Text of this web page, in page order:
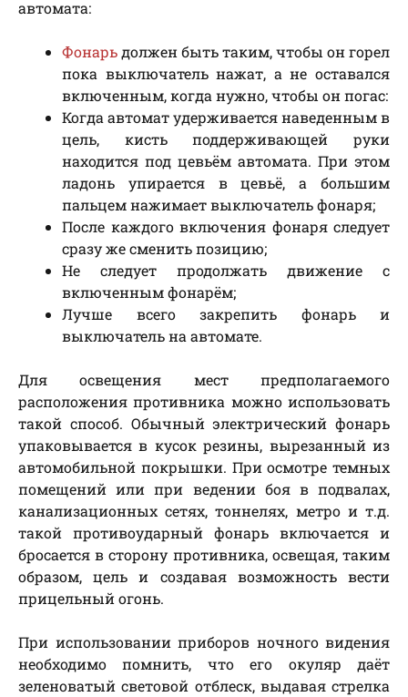
автомата:
Фонарь должен быть таким, чтобы он горел
пока выключатель нажат, а не оставался
включенным, когда нужно, чтобы он погас:
Когда автомат удерживается наведенным в
цель, кисть поддерживающей руки
находится под цевьём автомата. При этом
ладонь упирается в цевьё, а большим
пальцем нажимает выключатель фонаря;
После каждого включения фонаря следует
сразу же сменить позицию;
Не следует продолжать движение с
включенным фонарём;
Лучше всего закрепить фонарь и
выключатель на автомате.
Для освещения мест предполагаемого
расположения противника можно использовать
такой способ. Обычный электрический фонарь
упаковывается в кусок резины, вырезанный из
автомобильной покрышки. При осмотре темных
помещений или при ведении боя в подвалах,
канализационных сетях, тоннелях, метро и т.д.
такой противоударный фонарь включается и
бросается в сторону противника, освещая, таким
образом, цель и создавая возможность вести
прицельный огонь.
При использовании приборов ночного видения
необходимо помнить, что его окуляр даёт
зеленоватый световой отблеск, выдавая стрелка